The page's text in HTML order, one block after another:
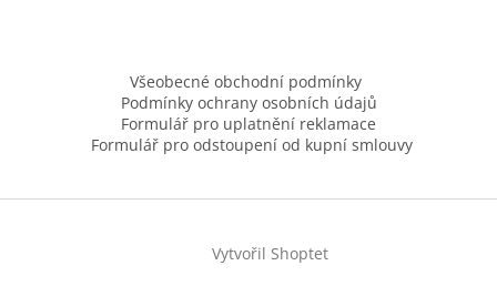
Všeobecné obchodní podmínky
Podmínky ochrany osobních údajů
Formulář pro uplatnění reklamace
Formulář pro odstoupení od kupní smlouvy
Vytvořil Shoptet